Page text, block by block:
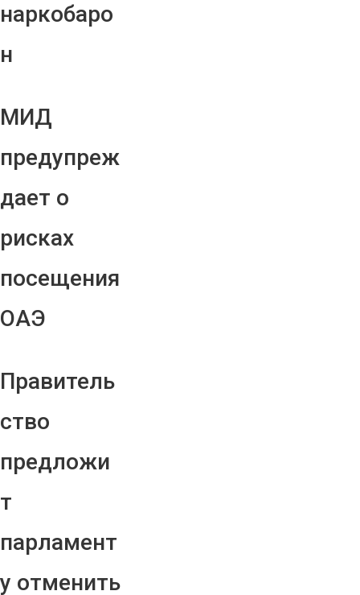
наркобаро
н
МИД
предупреж
дает о
рисках
посещения
ОАЭ
Правитель
ство
предложи
т
парламент
у отменить